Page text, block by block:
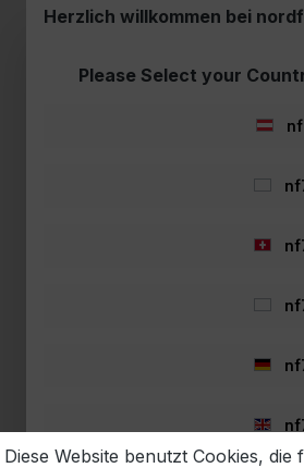
Diese Website benutzt Cookies,
Herzlich willkommen bei
Please Select your